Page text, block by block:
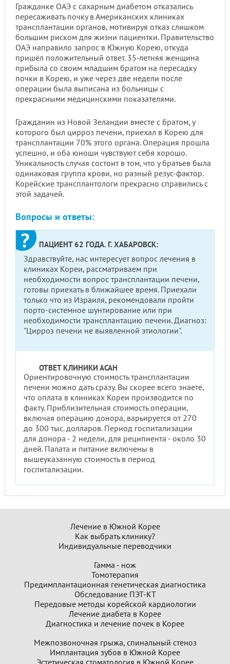
Гражданке ОАЭ с сахарным диабетом отказались
пересаживать почку в Американских клиниках
трансплантации органов, мотивируя отказ слишком
большим риском для жизни пациентки. Правительство
ОАЭ направило запрос в Южную Корею, откуда
пришёл положительный ответ. 35-летняя женщина
прибыла со своим младшим братом на пересадку
почки в Корею, и уже через две недели после
операции была выписана из больницы с
прекрасными медицинскими показателями.
Гражданин из Новой Зеландии вместе с братом, у
которого был цирроз печени, приехал в Корею для
трансплантации 70% этого органа. Операция прошла
успешно, и оба юноши чувствуют себя хорошо.
Уникальность случая состоит в том, что у братьев была
одинаковая группа крови, но разный резус-фактор.
Корейские трансплантологи прекрасно справились с
этой задачей.
Вопросы и ответы:
ПАЦИЕНТ 62 ГОДА. Г. ХАБАРОВСК:
Здравствуйте, нас интересует вопрос лечения в
клиниках Кореи, рассматриваем при
необходимости вопрос трансплантации печени,
готовы приехать в ближайшее время. Приехали
только что из Израиля, рекомендовали пройти
порто-системное шунтирование или при
необходимости трансплантацию печени. Диагноз:
"Цирроз печени не выявленной этиологии".
ОТВЕТ КЛИНИКИ АСАН
Ориентировочную стоимость трансплантации
печени можно дать сразу. Вы скорее всего знаете,
что оплата в клиниках Кореи производится по
факту. Приблизительная стоимость операции,
включая операцию донора, варьируется от 270
до 300 тыс. долларов. Период госпитализации
для донора - 2 недели, для реципиента - около 30
дней. Палата и питание включены в
вышеуказанную стоимость в период
госпитализации.
Лечение в Южной Корее
Как выбрать клинику?
Индивидуальные переводчики
Гамма - нож
Томотерапия
Предимплантационная генетическая диагностика
Обследование ПЭТ-КТ
Передовые методы корейской кардиологии
Лечение диабета в Корее
Диагностика и лечение почек в Корее
Межпозвоночная грыжа, спинальный стеноз
Имплантация зубов в Южной Корее
Эстетическая стоматология в Южной Корее